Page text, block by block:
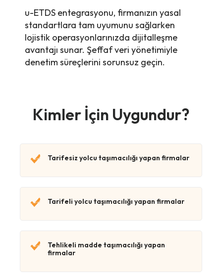
u-ETDS entegrasyonu, firmanızın yasal
standartlara tam uyumunu sağlarken
lojistik operasyonlarınızda dijitalleşme
avantajı sunar. Şeffaf veri yönetimiyle
denetim süreçlerini sorunsuz geçin.
Kimler İçin Uygundur?
Tarifeli yolcu taşımacılığı yapan firmalar
Tarifesiz yolcu taşımacılığı yapan firmalar
Tehlikeli madde taşımacılığı yapan
firmalar